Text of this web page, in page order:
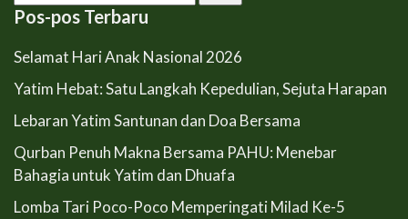
untuk:
Pos-pos Terbaru
Selamat Hari Anak Nasional 2026
Yatim Hebat: Satu Langkah Kepedulian, Sejuta Harapan
Lebaran Yatim Santunan dan Doa Bersama
Qurban Penuh Makna Bersama PAHU: Menebar
Bahagia untuk Yatim dan Dhuafa
Lomba Tari Poco-Poco Memperingati Milad Ke-5